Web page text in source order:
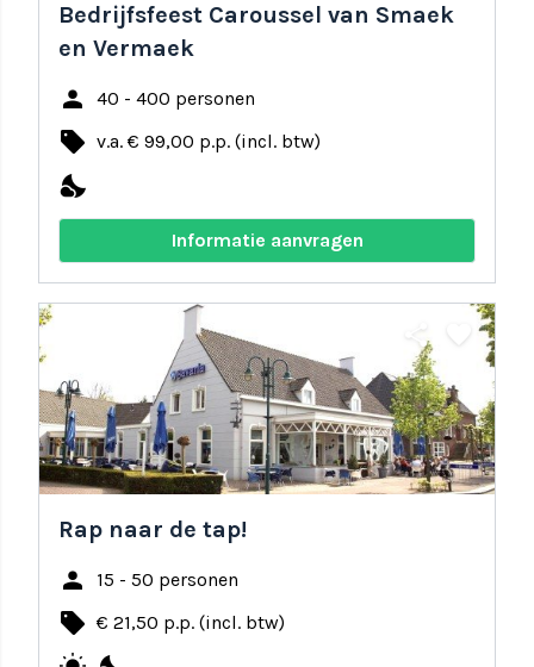
Bedrijfsfeest Caroussel van Smaek
en Vermaek
person 40 - 400 personen
local_offer v.a. € 99,00 p.p. (incl. btw)
nights_stay
Informatie aanvragen
share
Rap naar de tap!
person 15 - 50 personen
local_offer € 21,50 p.p. (incl. btw)